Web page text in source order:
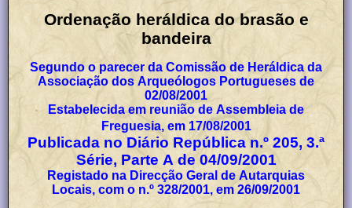
Ordenação heráldica do brasão e
bandeira
Segundo o parecer da Comissão de Heráldica da
Associação dos Arqueólogos Portugueses de
02/08/2001
Estabelecida em reunião de Assembleia de
Freguesia, em 17/08/2001
Publicada no Diário República n.º 205, 3.ª
Série, Parte A de 04/09/2001
Registado na Direcção Geral de Autarquias
Locais, com o n.º 328/2001, em 26/09/2001